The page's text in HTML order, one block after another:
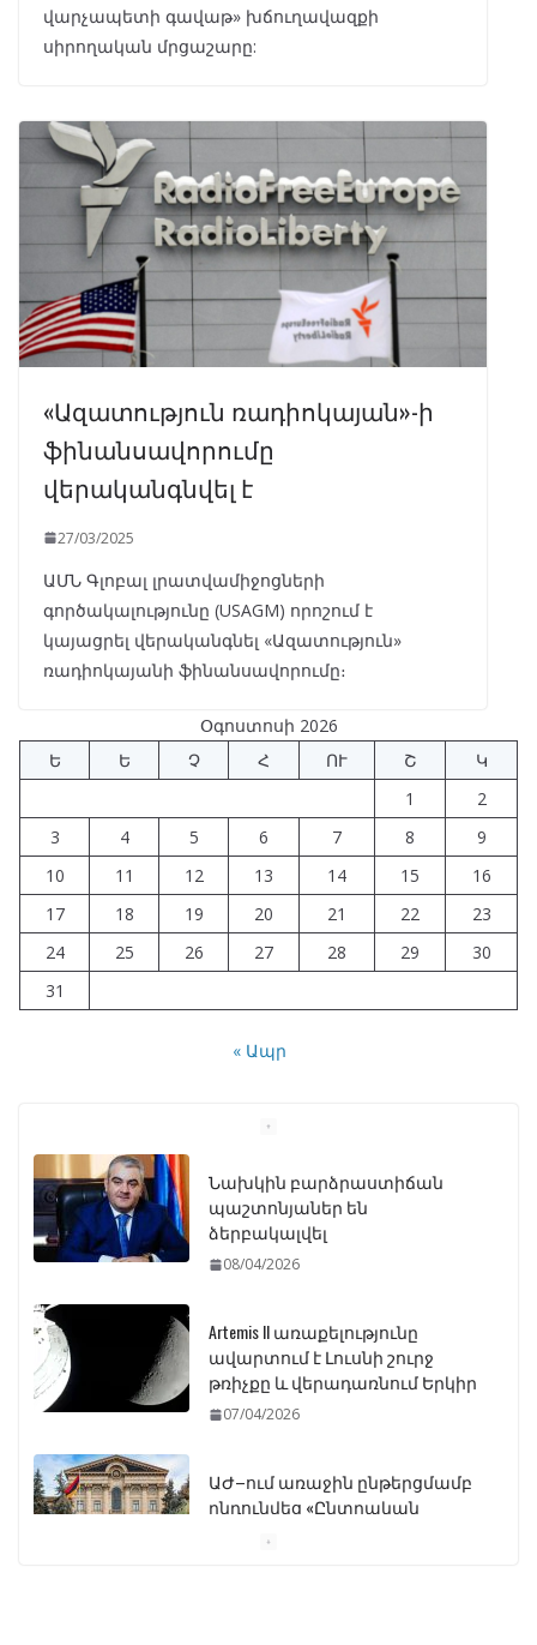
վարչապետի գավաթ» խճուղավազքի
սիրողական մրցաշարը:
«Ազատություն ռադիոկայան»-ի
ֆինանսավորումը
վերականգնվել է
27/03/2025
​ԱՄՆ Գլոբալ լրատվամիջոցների
գործակալությունը (USAGM) որոշում է
կայացրել վերականգնել «Ազատություն»
ռադիոկայանի ֆինանսավորումը։
Օգոստոսի 2026
Ե
Ե Չ Հ ՈՒ Շ
Կ
1
2
3
4 5 6 7 8
9
10
11 12 13 14 15
16
17
18 19 20 21 22
23
24
25 26 27 28 29
30
31
« Ապր
պաշտոնյաներ են
ձերբակալվել
08/04/2026
ավարտում է Լուսնի շուրջ
թռիչքը և վերադառնում Երկիր
07/04/2026
ընդունվեց «Ընտրական
օրենսգրքի» փոփոխության
նախագիծը